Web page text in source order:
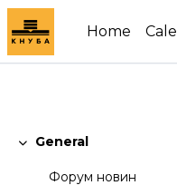
Skip to main content
Home
Collapse
General
Форум новин